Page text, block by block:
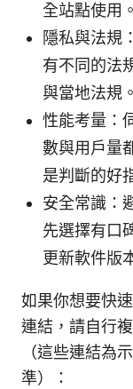
全站點使用。
隱私與法規
有不同的法
與當地法規。
性能考量：
數與用戶量
是判斷的好
安全常識：
先選擇有口
更新軟件版
如果你想要快
連結，請自行
（這些連結為
準）：